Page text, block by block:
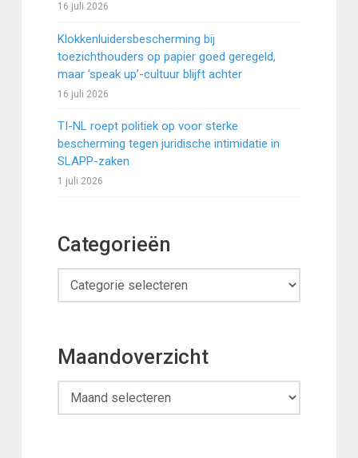
16 juli 2026
Klokkenluidersbescherming bij
toezichthouders op papier goed geregeld,
maar ‘speak up’-cultuur blijft achter
16 juli 2026
TI-NL roept politiek op voor sterke
bescherming tegen juridische intimidatie in
SLAPP-zaken
1 juli 2026
Categorieën
Categorieën
Maandoverzicht
Maandoverzicht